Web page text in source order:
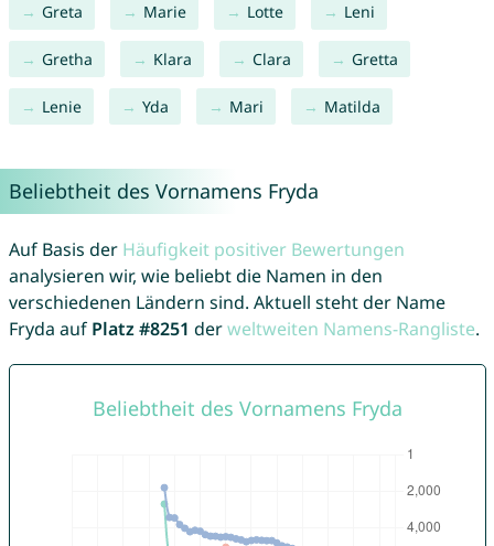
Greta Marie Lotte Leni
Gretha Klara Clara Gretta
Lenie Yda Mari Matilda
Beliebtheit des Vornamens Fryda
Auf Basis der Häufigkeit positiver Bewertungen
analysieren wir, wie beliebt die Namen in den
verschiedenen Ländern sind. Aktuell steht der Name
Fryda auf Platz #8251 derweltweiten Namens-Rangliste.